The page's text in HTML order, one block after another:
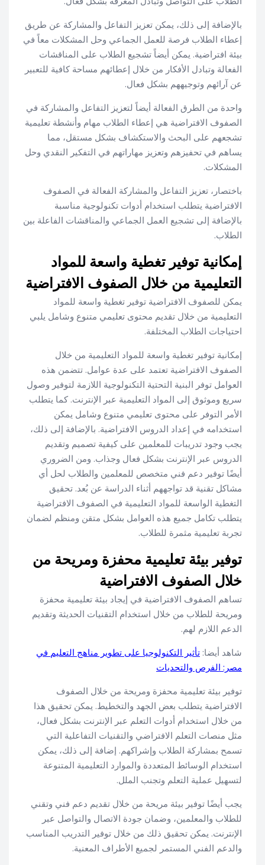
بالإضافة إلى ذلك، يمكن تعزيز التفاعل والمشاركة عن طريق
إعطاء الطلاب فرصة للعمل الجماعي وحل المشكلات معاً في
بيئة افتراضية. يمكن أيضاً تشجيع الطلاب على المناقشات
الفعالة وتبادل الأفكار من خلال إعطائهم مساحة كافية للتعبير
عن آرائهم وتوجيههم بشكل فعال.
واحدة من الطرق الفعالة أيضاً لتعزيز التفاعل والمشاركة في
الصفوف الافتراضية هي إعطاء الطلاب مهام وأنشطة تعليمية
تشجعهم على البحث والاستكشاف بشكل مستقل، مما
يساهم في تحفيزهم وتعزيز مهاراتهم في التفكير النقدي وحل
المشكلات.
باختصار، تعزيز التفاعل والمشاركة الفعالة في الصفوف
الافتراضية يتطلب استخدام أدوات تكنولوجية مناسبة
بالإضافة إلى تشجيع العمل الجماعي والمناقشات الفاعلة بين
الطلاب.
إمكانية توفير تغطية واسعة للمواد
التعليمية من خلال الصفوف الافتراضية
يمكن للصفوف الافتراضية توفير تغطية واسعة للمواد
التعليمية من خلال تقديم محتوى تعليمي متنوع وشامل يلبي
احتياجات الطلاب المختلفة.
إمكانية توفير تغطية واسعة للمواد التعليمية من خلال
الصفوف الافتراضية تعتمد على عدة عوامل. تتضمن هذه
العوامل توفر البنية التحتية التكنولوجية اللازمة لتوفير وصول
سريع وموثوق إلى المواد التعليمية عبر الإنترنت. كما يتطلب
الأمر التوفر على محتوى تعليمي متنوع وشامل يمكن
استخدامه في إعداد الدروس الافتراضية. بالإضافة إلى ذلك،
يجب وجود تدريبات للمعلمين على كيفية تصميم وتقديم
الدروس عبر الإنترنت بشكل فعال وجذاب. ومن الضروري
أيضًا توفير دعم فني متخصص للمعلمين والطلاب لحل أي
مشاكل تقنية قد تواجههم أثناء الدراسة عن بُعد. تحقيق
التغطية الواسعة للمواد التعليمية في الصفوف الافتراضية
يتطلب تكامل جميع هذه العوامل بشكل متقن ومنظم لضمان
تجربة تعليمية مثمرة للطلاب.
توفير بيئة تعليمية محفزة ومريحة من
خلال الصفوف الافتراضية
تساهم الصفوف الافتراضية في إيجاد بيئة تعليمية محفزة
ومريحة للطلاب من خلال استخدام التقنيات الحديثة وتقديم
الدعم اللازم لهم.
شاهد أيضا: تأثير التكنولوجيا على تطوير مناهج التعليم في
مصر: الفرص والتحديات
توفير بيئة تعليمية محفزة ومريحة من خلال الصفوف
الافتراضية يتطلب بعض الجهد والتخطيط. يمكن تحقيق هذا
من خلال استخدام أدوات التعلم عبر الإنترنت بشكل فعال،
مثل منصات التعلم الافتراضي والتقنيات التفاعلية التي
تسمح بمشاركة الطلاب وإشراكهم. إضافة إلى ذلك، يمكن
استخدام الوسائط المتعددة والموارد التعليمية المتنوعة
لتسهيل عملية التعلم وتجنب الملل.
يجب أيضًا توفير بيئة مريحة من خلال تقديم دعم فني وتقني
للطلاب والمعلمين، وضمان جودة الاتصال والتواصل عبر
الإنترنت. يمكن تحقيق ذلك من خلال توفير التدريب المناسب
والدعم الفني المستمر لجميع الأطراف المعنية.